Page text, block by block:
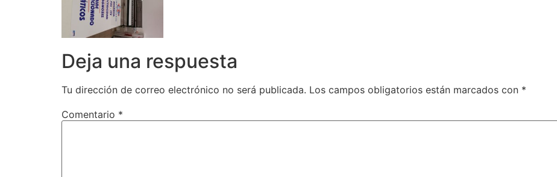
Deja una respuesta
Tu dirección de correo electrónico no será publicada. Los campos obligatorios están marcados con *
Comentario *